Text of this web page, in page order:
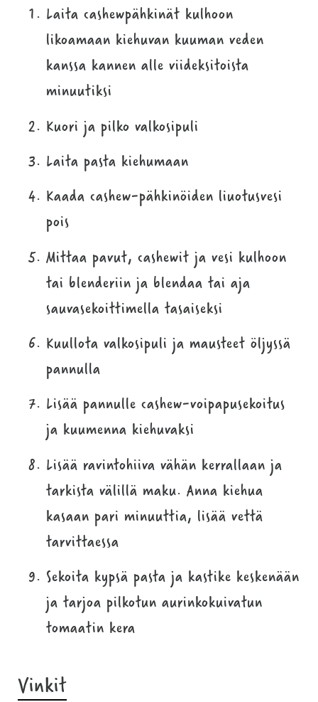
Laita cashewpähkinät kulhoon
likoamaan kiehuvan kuuman veden
kanssa kannen alle viideksitoista
minuutiksi
Kuori ja pilko valkosipuli
Laita pasta kiehumaan
Kaada cashew-pähkinöiden liuotusvesi
pois
Mittaa pavut, cashewit ja vesi kulhoon
tai blenderiin ja blendaa tai aja
sauvasekoittimella tasaiseksi
Kuullota valkosipuli ja mausteet öljyssä
pannulla
Lisää pannulle cashew-voipapusekoitus
ja kuumenna kiehuvaksi
Lisää ravintohiiva vähän kerrallaan ja
tarkista välillä maku. Anna kiehua
kasaan pari minuuttia, lisää vettä
tarvittaessa
Sekoita kypsä pasta ja kastike keskenään
ja tarjoa pilkotun aurinkokuivatun
tomaatin kera
Vinkit